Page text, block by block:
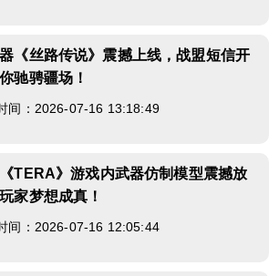
《丝路传说》震撼上线，战盟短信开
驰骋疆场！
间：2026-07-16 13:18:49
TERA》游戏内武器仿制模型震撼放
家梦想成真！
间：2026-07-16 12:05:44